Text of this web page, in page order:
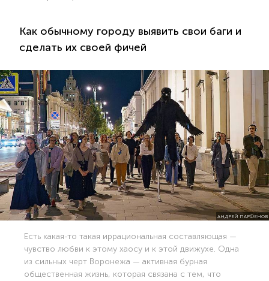
Как обычному городу выявить свои баги и
сделать их своей фичей
АНДРЕЙ ПАРФЕНОВ
Есть какая-то такая иррациональная составляющая —
чувство любви к этому хаосу и к этой движухе. Одна
из сильных черт Воронежа — активная бурная
общественная жизнь, которая связана с тем, что